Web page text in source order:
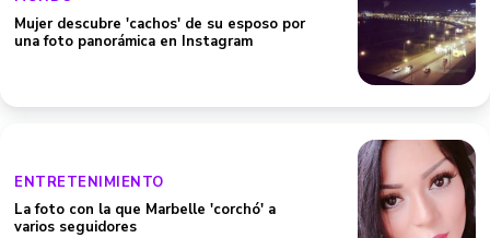
Mujer descubre 'cachos' de su esposo por
una foto panorámica en Instagram
ENTRETENIMIENTO
La foto con la que Marbelle 'corchó' a
varios seguidores